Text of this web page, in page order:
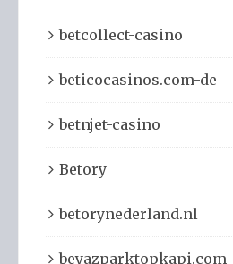
betcollect-casino
beticocasinos.com-de
betnjet-casino
Betory
betorynederland.nl
beyazparktopkapi.com